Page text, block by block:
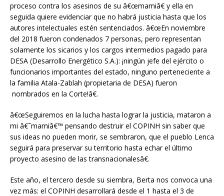
proceso contra los asesinos de su â€œmamiâ€ y ella en
seguida quiere evidenciar que no habrá justicia hasta que los
autores intelectuales estén sentenciados. â€œEn noviembre
del 2018 fueron condenados 7 personas, pero representan
solamente los sicarios y los cargos intermedios pagado para
DESA (Desarrollo Energético S.A.): ¡ningún jefe del ejército o
funcionarios importantes del estado, ninguno perteneciente a
la familia Atala-Zablah (propietaria de DESA) fueron
nombrados en la Corte!â€.
â€œSeguiremos en la lucha hasta lograr la justicia, mataron a
mi â€˜mamiâ€™ pensando destruir el COPINH sin saber que
sus ideas no pueden morir, se sembraron, que el pueblo Lenca
seguirá para preservar su territorio hasta echar el último
proyecto asesino de las transnacionalesâ€.
Este año, el tercero desde su siembra, Berta nos convoca una
vez más: el COPINH desarrollará desde el 1 hasta el 3 de